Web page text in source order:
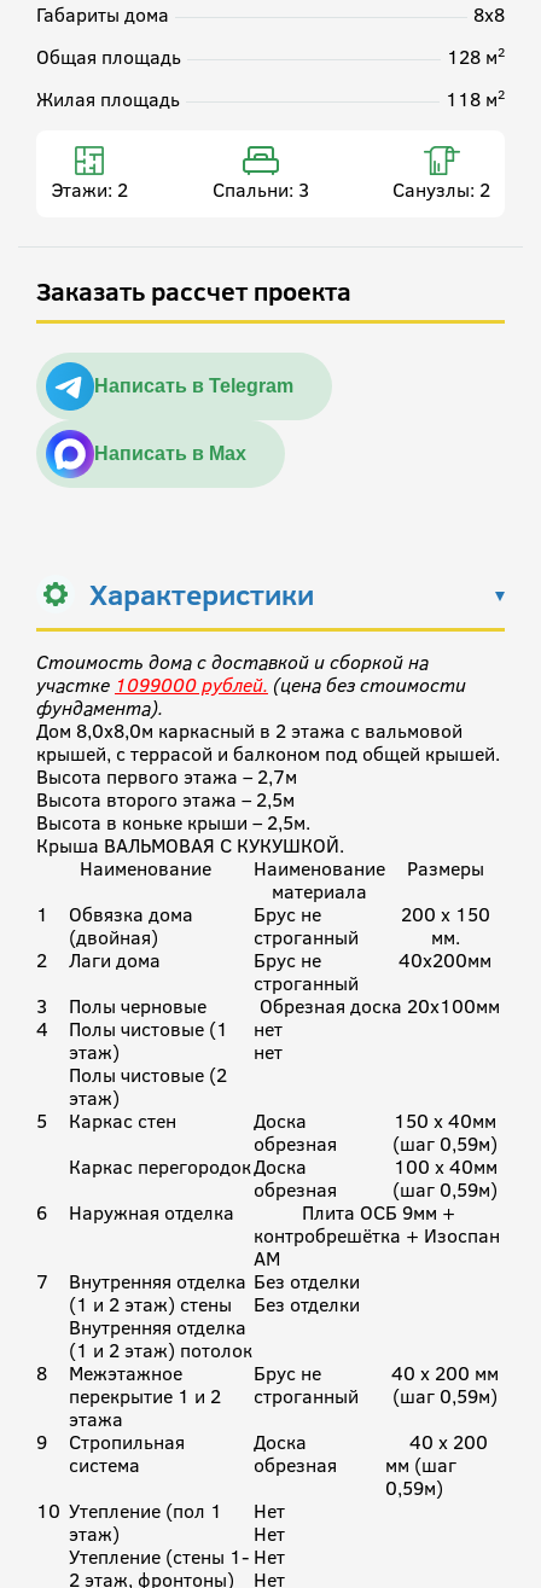
Габариты дома
8х8
Общая площадь
128 м2
Жилая площадь 118 м2
Этажи: 2 Спальни: 3 Санузлы: 2
Заказать рассчет проекта
Написать в Telegram
Написать в Max
Характеристики
Стоимость дома с доставкой и сборкой на
участке 1099000 рублей. (цена без стоимости
фундамента).
Дом 8,0х8,0м каркасный в 2 этажа с вальмовой
крышей, с террасой и балконом под общей крышей.
Высота первого этажа – 2,7м
Высота второго этажа – 2,5м
Высота в коньке крыши – 2,5м.
Крыша ВАЛЬМОВАЯ С КУКУШКОЙ.
Наименование
Наименование
материала
Размеры
1
Обвязка дома
(двойная)
Брус не
строганный
200 х 150
мм.
2
Лаги дома
Брус не
строганный
40х200мм
3
Полы черновые
Обрезная доска 20х100мм
4
Полы чистовые (1
этаж)
Полы чистовые (2
этаж)
нет
нет
5 Каркас стен
Доска
обрезная
150 х 40мм
(шаг 0,59м)
Каркас перегородокДоска
обрезная
100 х 40мм
(шаг 0,59м)
6
Наружная отделка
Плита ОСБ 9мм +
контробрешётка + Изоспан
АМ
7
Внутренняя отделка
(1 и 2 этаж) стены
Внутренняя отделка
(1 и 2 этаж) потолок
Без отделки
Без отделки
8
Межэтажное
перекрытие 1 и 2
этажа
Брус не
строганный
40 х 200 мм
(шаг 0,59м)
9
Стропильная
система
Доска
обрезная
40 х 200
мм (шаг
0,59м)
10 Утепление (пол 1
этаж)
Утепление (стены 1-
2 этаж, фронтоны)
Нет
Нет
Нет
Нет